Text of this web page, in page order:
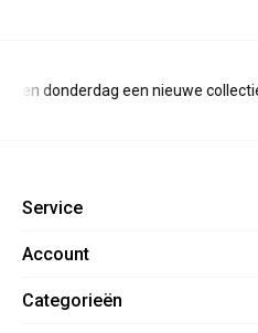
en donderdag een nieuwe collectie
Service
Home
Veelgestelde vragen
Account
Registreren
Categorieën